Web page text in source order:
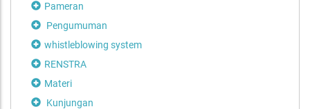
Pameran
Pengumuman
whistleblowing system
RENSTRA
Materi
Kunjungan